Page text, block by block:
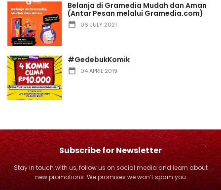
Belanja di Gramedia Mudah dan Aman
(Antar Pesan melalui Gramedia.com)
06 JULY 2021
#GedebukKomik
04 APRIL 2019
Subscribe for Newsletter
Stay in touch with us, follow us on social media and learn about
new promotions. We promises we won’t spam you